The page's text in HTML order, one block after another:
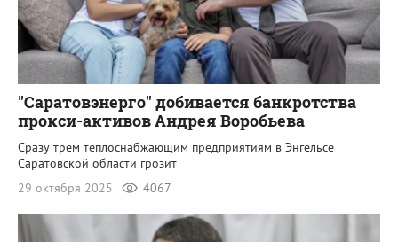
"Саратовэнерго" добивается банкротства
прокси-активов Андрея Воробьева
Сразу трем теплоснабжающим предприятиям в Энгельсе
Саратовской области грозит
29 октября 2025
4067